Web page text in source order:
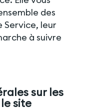
des
Service, leur
à suivre
sur les
site